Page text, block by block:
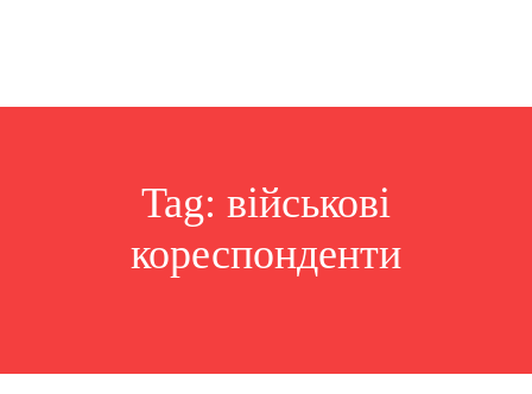
Tag: військові
кореспонденти